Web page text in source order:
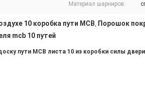
Материал шарниров:
10 коробка пути MCB, Порошок
mcb 10 путей
пути MCB листа 10 из коробки силы двери